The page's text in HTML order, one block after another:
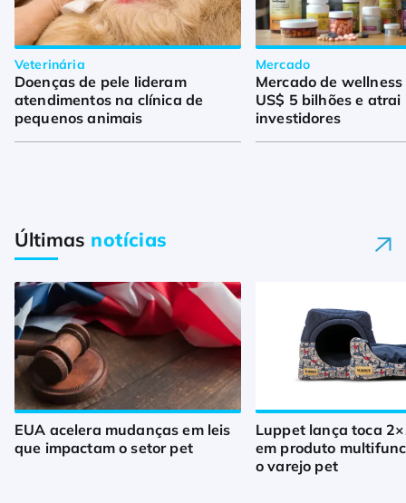
Veterinária
Doenças de pele lideram
atendimentos na clínica de
pequenos animais
Mercado
Mercado de
US$ 5 bilhões e atrai
investidores
Últimas notícias
EUA acelera mudanças em leis
que impactam o setor pet
Luppet lança toca
em produto
o varejo pet